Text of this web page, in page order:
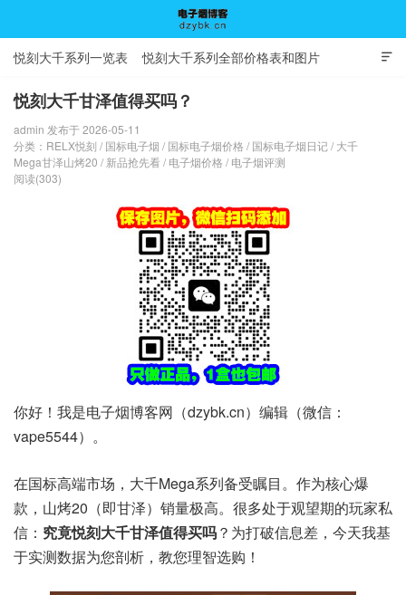
电子烟博客

悦刻大千系列一览表 悦刻大千系列全部价格表和图片
悦刻大千甘泽值得买吗？
admin 发布于 2026-05-11
分类： RELX悦刻 / 国标电子烟 / 国标电子烟价格 / 国标电子烟日记/ 大千
Mega甘泽山烤20 / 新品抢先看/ 电子烟价格 / 电子烟评测
阅读(303)
你好！我是电子烟博客网（dzybk.cn）编辑（微信：
vape5544）。
在国标高端市场，大千Mega系列备受瞩目。作为核心爆
款，山烤20（即甘泽）销量极高。很多处于观望期的玩家私
信： 究竟悦刻大千甘泽值得买吗？为打破信息差，今天我基
于实测数据为您剖析，教您理智选购！